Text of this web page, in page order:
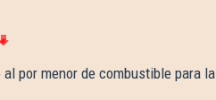
por menor de combustible para la